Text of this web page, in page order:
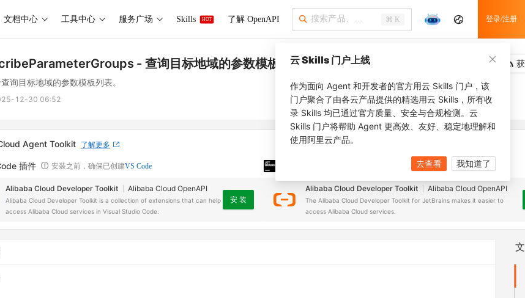
文档中心 工具中心 服务广场 Skills HOT 了解 OpenAPI ⌘ K 登录/注册
- 查询目标地域的参数模板列表
询目标地域的参数模板列表。
12-30 06:52
Agent Toolkit 了解更多
插件 安装之前，确保已创建VS Code
Alibaba Cloud Developer Toolkit Alibaba Cloud OpenAPI
Alibaba Cloud Developer Toolkit is a collection of extensions that can help
access Alibaba Cloud services in Visual Studio Code.
安 装
安装之前，确保已创建JetBrains IDE
Alibaba Cloud Developer Toolkit Alibaba Cloud OpenAPI
The Alibaba Cloud Developer Toolkit for JetBrains makes it easier to
access Alibaba Cloud services.
云 Skills 门户上线
作为面向 Agent 和开发者的官方用云 Skills 门户，该
门户聚合了由各云产品提供的精选用云 Skills，所有收
录 Skills 均已通过官方质量、安全与合规检测。云
Skills 门户将帮助 Agent 更高效、友好、稳定地理解和
使用阿里云产品。
去查看 我知道了